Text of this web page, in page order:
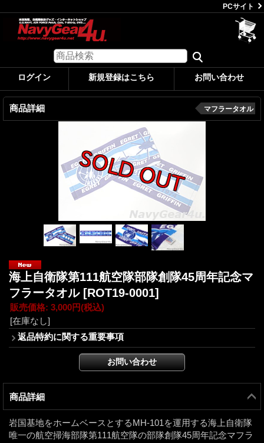
PCサイト
ログイン 新規登録はこちら お問い合わせ
商品詳細 マフラータオル
海上自衛隊第111航空隊部隊創隊45周年記念マ
フラータオル [ROT19-0001]
販売価格: 3,000円(税込)
[在庫なし]
返品特約に関する重要事項
商品詳細
岩国基地をホームベースとするMH-101を運用する海上自衛隊
唯一の航空掃海部隊第111航空隊の部隊創隊45周年記念マフラ